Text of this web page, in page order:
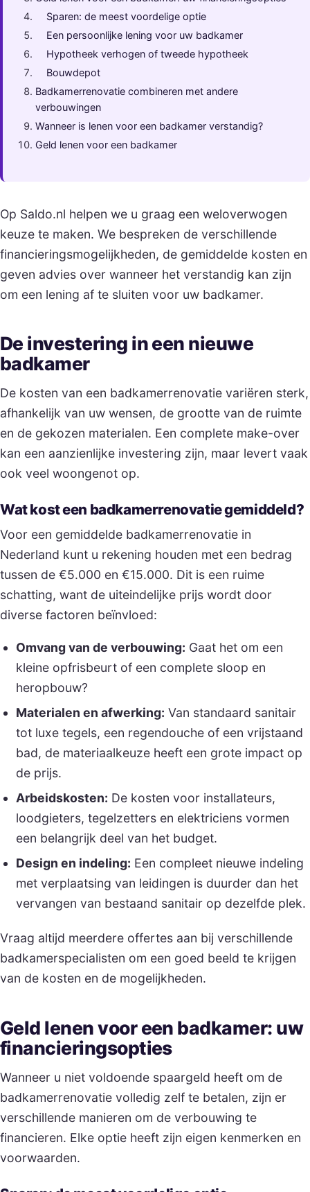
Sparen: de meest voordelige optie
Een persoonlijke lening voor uw badkamer
Hypotheek verhogen of tweede hypotheek
Bouwdepot
Badkamerrenovatie combineren met andere
verbouwingen
Wanneer is lenen voor een badkamer verstandig?
Geld lenen voor een badkamer
Op Saldo.nl helpen we u graag een weloverwogen
keuze te maken. We bespreken de verschillende
financieringsmogelijkheden, de gemiddelde kosten en
geven advies over wanneer het verstandig kan zijn
om een lening af te sluiten voor uw badkamer.
De investering in een nieuwe
badkamer
De kosten van een badkamerrenovatie variëren sterk,
afhankelijk van uw wensen, de grootte van de ruimte
en de gekozen materialen. Een complete make-over
kan een aanzienlijke investering zijn, maar levert vaak
ook veel woongenot op.
Wat kost een badkamerrenovatie gemiddeld?
Voor een gemiddelde badkamerrenovatie in
Nederland kunt u rekening houden met een bedrag
tussen de €5.000 en €15.000. Dit is een ruime
schatting, want de uiteindelijke prijs wordt door
diverse factoren beïnvloed:
Omvang van de verbouwing: Gaat het om een
kleine opfrisbeurt of een complete sloop en
heropbouw?
Materialen en afwerking: Van standaard sanitair
tot luxe tegels, een regendouche of een vrijstaand
bad, de materiaalkeuze heeft een grote impact op
de prijs.
Arbeidskosten: De kosten voor installateurs,
loodgieters, tegelzetters en elektriciens vormen
een belangrijk deel van het budget.
Design en indeling: Een compleet nieuwe indeling
met verplaatsing van leidingen is duurder dan het
vervangen van bestaand sanitair op dezelfde plek.
Vraag altijd meerdere offertes aan bij verschillende
badkamerspecialisten om een goed beeld te krijgen
van de kosten en de mogelijkheden.
Geld lenen voor een badkamer: uw
financieringsopties
Wanneer u niet voldoende spaargeld heeft om de
badkamerrenovatie volledig zelf te betalen, zijn er
verschillende manieren om de verbouwing te
financieren. Elke optie heeft zijn eigen kenmerken en
voorwaarden.